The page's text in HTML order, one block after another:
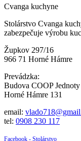
Cvanga kuchyne
Stolárstvo Cvanga
zabezpečuje výrobu
Župkov 297/16
966 71 Horné Hámre
Prevádzka:
Budova COOP Jednoty
Horné Hámre 131
email:
tel: 0908 230 117
Facebook - Stolárstvo